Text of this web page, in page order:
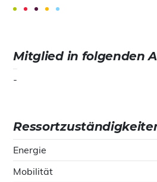
Mitglied in folgenden
-
Energie
Mobilität